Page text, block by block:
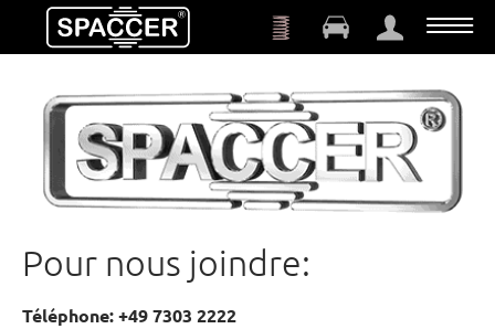
Aller au contenu principal
Pour nous joindre:
Téléphone: +49 7303 2222